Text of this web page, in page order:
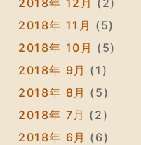
2018年 12月 (2)
2018年 11月 (5)
2018年 10月 (5)
2018年 9月 (1)
2018年 8月 (5)
2018年 7月 (2)
2018年 6月 (6)